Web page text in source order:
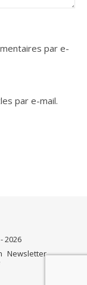
par e-
par e-mail.
2026
Newsletter